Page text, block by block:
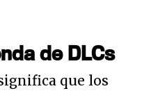
de DLCs
que los